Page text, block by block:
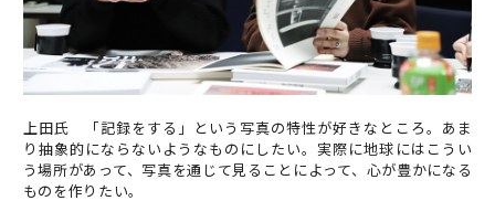
上田氏 「記録をする」という写真の特性が好きなところ。あま
り抽象的にならないようなものにしたい。実際に地球にはこうい
う場所があって、写真を通じて見ることによって、心が豊かになる
ものを作りたい。